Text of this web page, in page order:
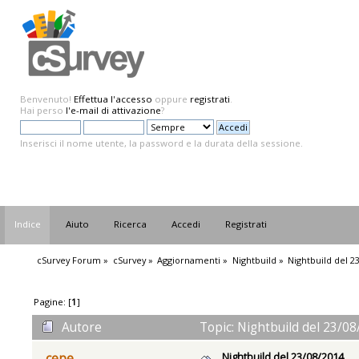
Benvenuto! Effettua l'accesso oppure registrati.
Hai perso l'e-mail di attivazione?
Inserisci il nome utente, la password e la durata della sessione.
Indice Aiuto Ricerca Accedi Registrati
cSurvey Forum » cSurvey» Aggiornamenti » Nightbuild » Nightbuild del
Pagine: [1]
Autore
Topic: Nightbuild del 23/